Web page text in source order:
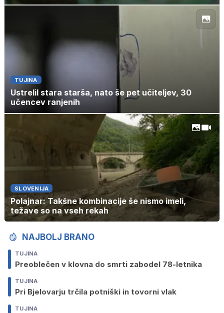
TUJINA
Ustrelil stara starša, nato še pet učiteljev, 30
učencev ranjenih
SLOVENIJA
Polajnar: Takšne kombinacije še nismo imeli,
težave so na vseh rekah
NAJBOLJ BRANO
TUJINA
Preoblečen v klovna do smrti zabodel 78-letnika
TUJINA
Pri Bjelovarju trčila potniški in tovorni vlak
TUJINA